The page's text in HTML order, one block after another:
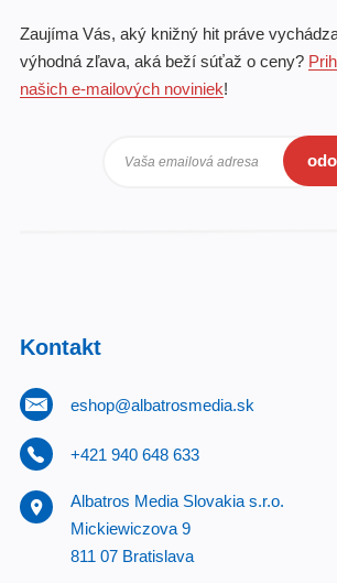
Zaujíma Vás, aký knižný hit práve
výhodná zľava, aká beží súťaž o ceny?
našich e-mailových noviniek!
Vaša emailová adresa
Kontakt
eshop@albatrosmedia.sk
+421 940 648 633
Albatros Media Slovakia s.r.o.
Mickiewiczova 9
811 07 Bratislava